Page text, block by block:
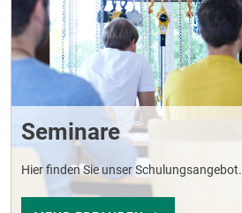
Seminare
Hier finden Sie unser Schulungsangebot.